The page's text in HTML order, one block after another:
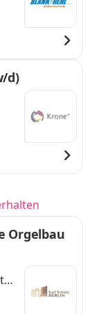
d)
Orgelbau